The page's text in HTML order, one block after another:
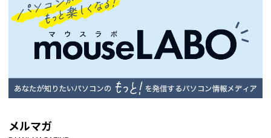
メルマガ